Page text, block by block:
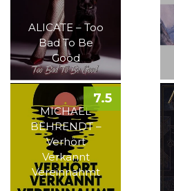
ALICATE – Too
Bad To Be
Good
MICHAEL
BEHRENDT –
Verhört
Verkannt
Vereinnahmt
7.5